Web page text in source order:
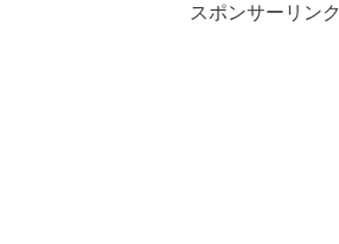
スポンサーリンク